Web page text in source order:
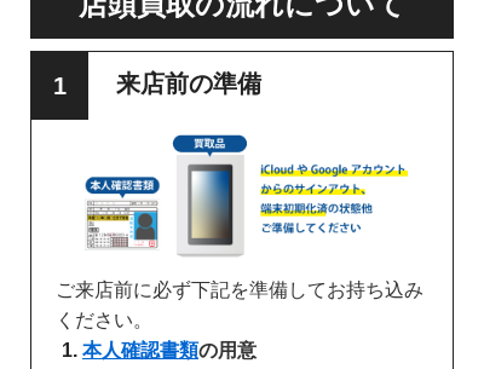
来店前の準備
ご来店前に必ず下記を準備してお持ち込み
ください。
本人確認書類の用意